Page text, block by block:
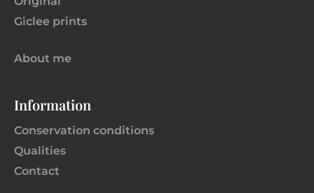
Giclee prints
About me
Information
Conservation conditions
Qualities
Contact